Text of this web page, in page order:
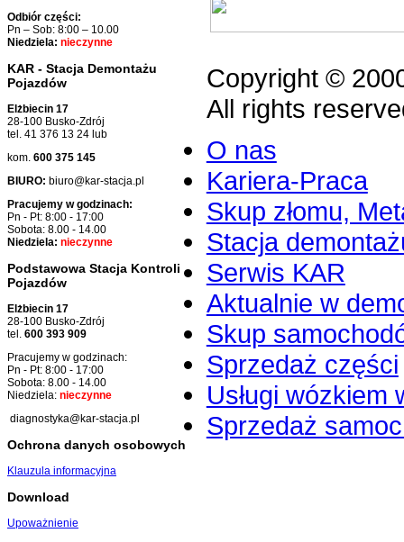
Odbiór części:
Pn – Sob: 8:00 – 10.00
Niedziela: nieczynne
KAR - Stacja Demontażu
Pojazdów
Elżbiecin 17
28-100 Busko-Zdrój
tel. 41 376 13 24 lub
kom. 600 375 145
BIURO: biuro@kar-stacja.pl
Pracujemy w godzinach:
Pn - Pt: 8:00 - 17:00
Sobota: 8.00 - 14.00
Niedziela: nieczynne
Podstawowa Stacja Kontroli
Pojazdów
Elżbiecin 17
28-100 Busko-Zdrój
tel. 600 393 909
Pracujemy w godzinach:
Pn - Pt: 8:00 - 17:00
Sobota: 8.00 - 14.00
Niedziela: nieczynne
diagnostyka@kar-stacja.pl
Ochrona danych osobowych
Klauzula informacyjna
Download
Upoważnienie
Copyright ©
All rights
O nas
Kariera-Praca
Skup złomu,
Stacja
Serwis KAR
Aktualnie w
Skup
Sprzedaż części
Usługi wózkiem
Sprzedaż